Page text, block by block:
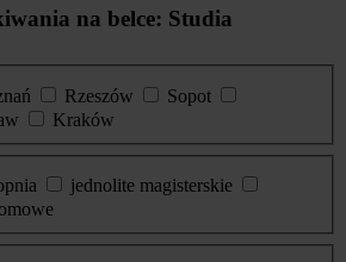
na belce: Studia
Rzeszów
Sopot
Kraków
jednolite magisterskie